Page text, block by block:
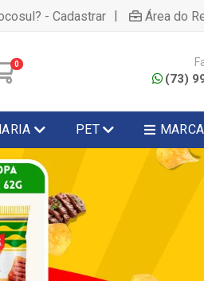
- Cadastrar | Área do
0
(73)
PET